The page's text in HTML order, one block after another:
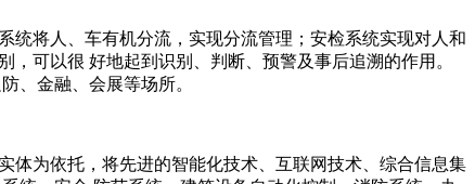
统将人、车有机分流，实现分流管理；安检系统实现对人和
可以很 好地起到识别、判断、预警及事后追溯的作用。
、金融、会展等场所。
体为依托，将先进的智能化技术、互联网技术、综合信息集